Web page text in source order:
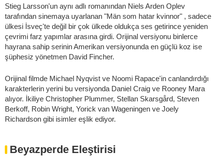
Stieg Larsson'un aynı adlı romanından Niels Arden Oplev
tarafından sinemaya uyarlanan "Män som hatar kvinnor" , sadece
ülkesi İsveç'te değil bir çok ülkede oldukça ses getirince yeniden
çevrimi farz yapımlar arasına girdi. Orijinal versiyonu binlerce
hayrana sahip serinin Amerikan versiyonunda en güçlü koz ise
şüphesiz yönetmen David Fincher.
Orijinal filmde Michael Nyqvist ve Noomi Rapace'in canlandırdığı
karakterlerin yerini bu versiyonda Daniel Craig ve Rooney Mara
alıyor. İkiliye Christopher Plummer, Stellan Skarsgård, Steven
Berkoff, Robin Wright, Yorick van Wageningen ve Joely
Richardson gibi isimler eşlik ediyor.
Beyazperde Eleştirisi